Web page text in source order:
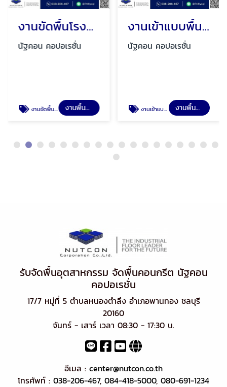
งานขัดพื้นโรงงาน ชลบุรี
นัฐคอน คอปอเรชั่น
งานขัดพื้นโกดัง ชลบุรี งานพื้นอุตสาหกรรม
งานเข้าแบบพื้นคอนกรีต
นัฐคอน คอปอเรชั่น
งานเข้าแบบพื้นคอนกรีต ชลบุรี งานพื้นอุตสาหกรรม
รับจัดพื้นอุตสาหกรรม จัดพื้นคอนกรีต นัฐคอน
คอปอเรชั่น
17/7 หมู่ที่ 5 ตำบลหนองตำลึง อำเภอพานทอง ชลบุรี
20160
จันทร์ - เสาร์ เวลา 08:30 - 17:30 น.
อีเมล : center@nutcon.co.th
โทรศัพท์ : 038-206-467, 084-418-5000, 080-691-1234